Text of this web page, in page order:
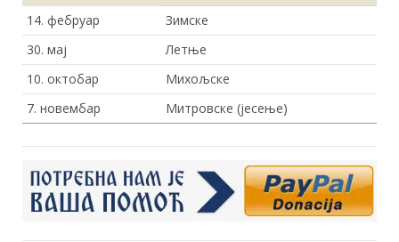
14. фебруар
Зимске
30. мај
Летње
10. октобар
Михољске
7. новембар
Митровске (јесење)